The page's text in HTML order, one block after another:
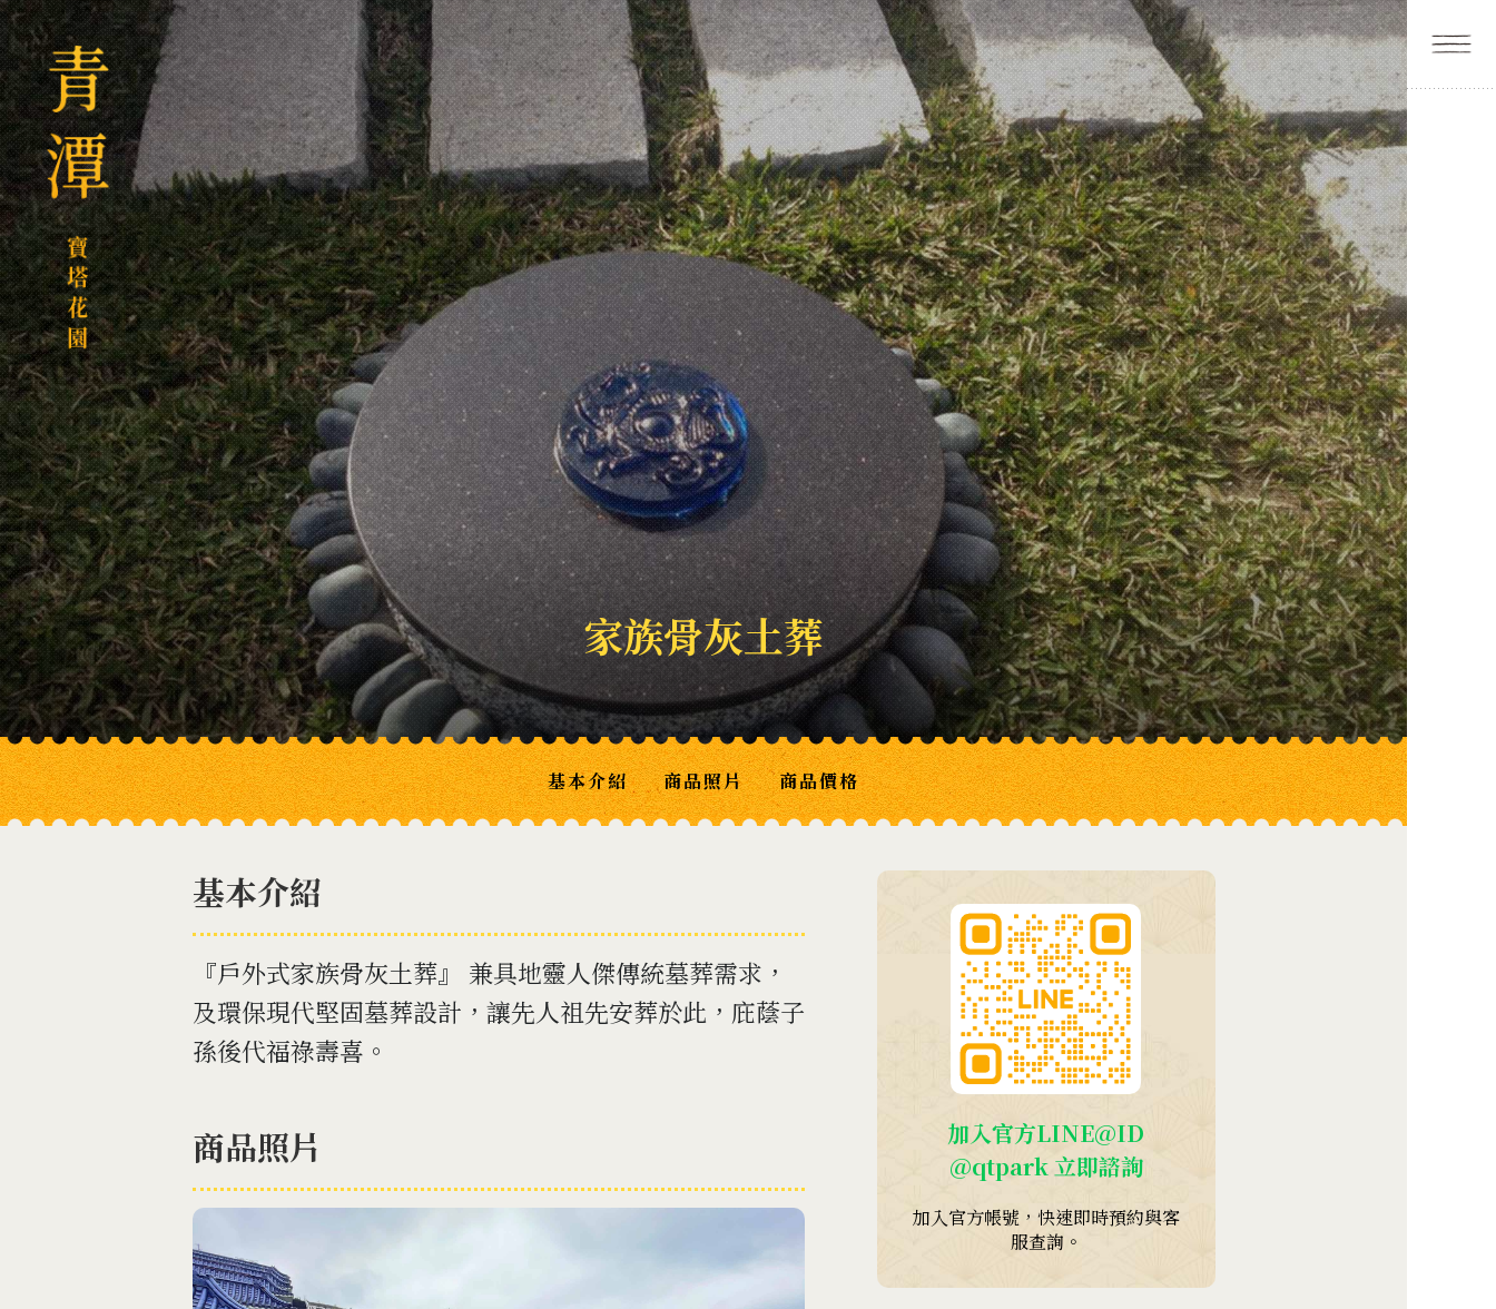
家族骨灰土葬
基本介紹 商品照片 商品價格
基本介紹
『戶外式家族骨灰土葬』 兼具地靈人傑傳統墓葬需求，
及環保現代堅固墓葬設計，讓先人祖先安葬於此，庇蔭子
孫後代福祿壽喜。
商品照片
加入官方LINE@ID
@qtpark立即諮詢
加入官方帳號，快速即時預約與客
服查詢。